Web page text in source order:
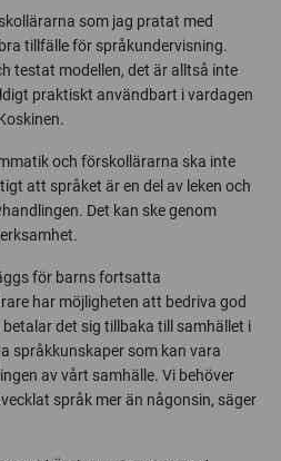
som jag pratat med
tillfälle för språkundervisning.
testat modellen, det är alltså inte
praktiskt användbart i vardagen
och förskollärarna ska inte
att språket är en del av leken och
Det kan ske genom
för barns fortsatta
har möjligheten att bedriva god
det sig tillbaka till samhället i
språkkunskaper som kan vara
av vårt samhälle. Vi behöver
språk mer än någonsin, säger